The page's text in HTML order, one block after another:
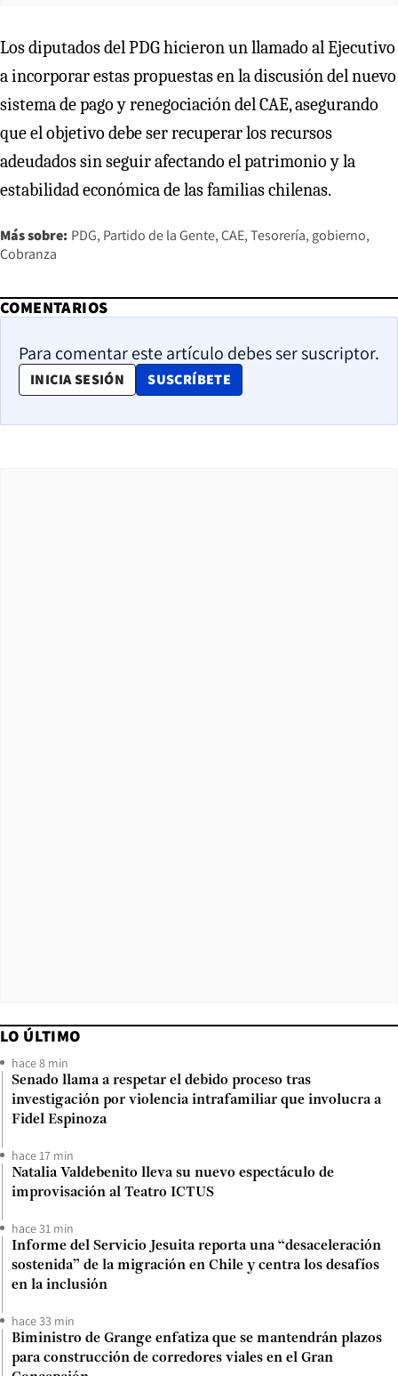
Los diputados del PDG hicieron un llamado al Ejecutivo
a incorporar estas propuestas en la discusión del nuevo
sistema de pago y renegociación del CAE, asegurando
que el objetivo debe ser recuperar los recursos
adeudados sin seguir afectando el patrimonio y la
estabilidad económica de las familias chilenas.
Más sobre: PDG Partido de la Gente CAE Tesorería gobierno
Cobranza
COMENTARIOS
Para comentar este artículo debes ser suscriptor.
INICIA SESIÓN SUSCRÍBETE
OPENS IN NEW WINDOW
LO ÚLTIMO
hace 8 min
Senado llama a respetar el debido proceso tras
investigación por violencia intrafamiliar que involucra a
Fidel Espinoza
hace 17 min
Natalia Valdebenito lleva su nuevo espectáculo de
improvisación al Teatro ICTUS
hace 31 min
Informe del Servicio Jesuita reporta una “desaceleración
sostenida” de la migración en Chile y centra los desafíos
en la inclusión
hace 33 min
Biministro de Grange enfatiza que se mantendrán plazos
para construcción de corredores viales en el Gran